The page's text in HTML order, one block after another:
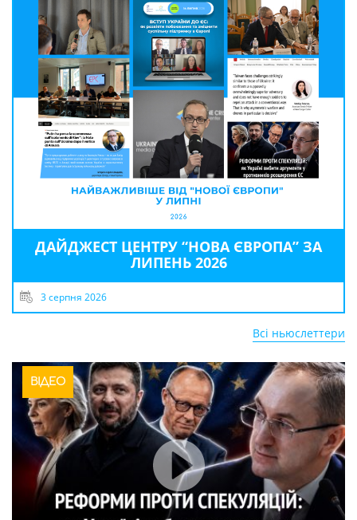
ДАЙДЖЕСТ ЦЕНТРУ “НОВА ЄВРОПА” ЗА
ЛИПЕНЬ 2026
3 серпня 2026
Всі ньюслеттери
ВІДЕО